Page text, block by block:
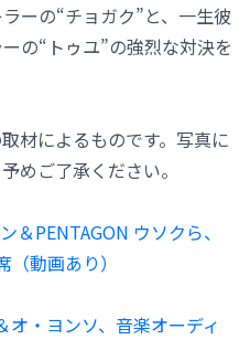
ーの“チョガク”と、一生彼
の“トゥユ”の強烈な対決を
材によるものです。写真に
めご了承ください。
＆PENTAGON ウソクら、
動画あり）
オ・ヨンソ、音楽オーディ